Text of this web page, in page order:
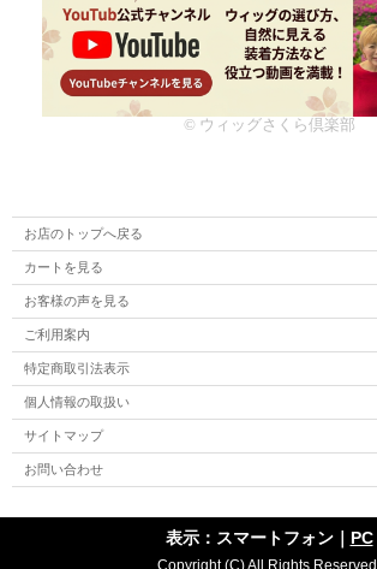
© ウィッグさくら倶楽部
お店のトップへ戻る
カートを見る
お客様の声を見る
ご利用案内
特定商取引法表示
個人情報の取扱い
サイトマップ
お問い合わせ
表示：スマートフォン｜ PC
Copyright (C) All Rights Reserved.